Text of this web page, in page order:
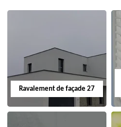
Ravalement de façade 27